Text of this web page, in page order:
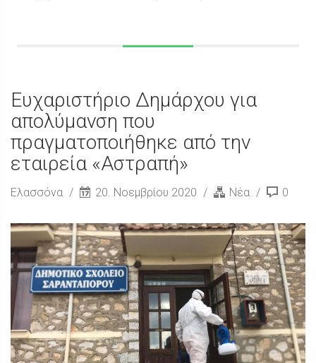
Ευχαριστήριο Δημάρχου για
απολύμανση που
πραγματοποιήθηκε από την
εταιρεία «Αστραπή»
Ελασσόνα 20. Νοεμβρίου 2020 Νέα 0